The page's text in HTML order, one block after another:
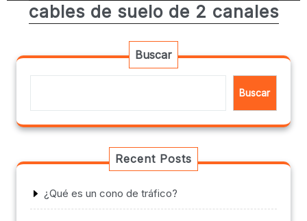
cables de suelo de 2 canales
Buscar
Buscar
Recent Posts
¿Qué es un cono de tráfico?